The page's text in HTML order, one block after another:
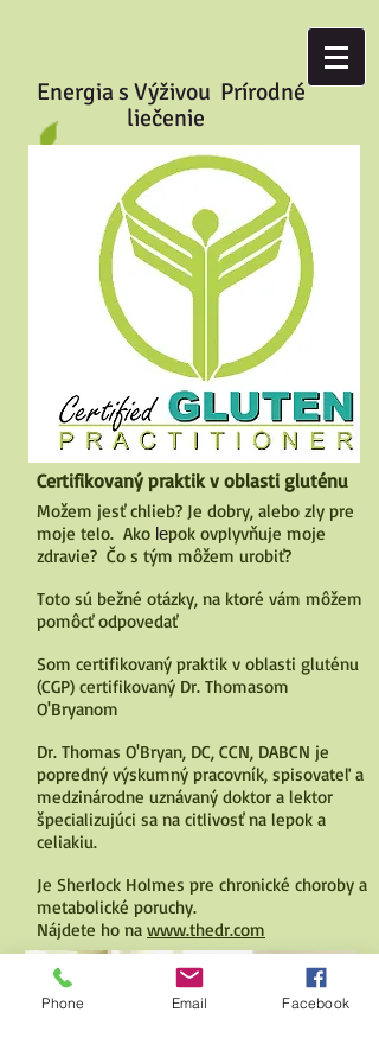
Energia s Výživou Prírodné
liečenie
Certifikovaný praktik v oblasti gluténu
Možem jesť chlieb? Je dobry, alebo zly pre
moje telo. Ako lepok ovplyvňuje moje
zdravie? Čo s tým môžem urobiť?
Toto sú bežné otázky, na ktoré vám môžem
pomôcť odpovedať
Som certifikovaný praktik v oblasti gluténu
(CGP) certifikovaný Dr. Thomasom
O'Bryanom
Dr. Thomas O'Bryan, DC, CCN, DABCN je
popredný výskumný pracovník, spisovateľ a
medzinárodne uznávaný doktor a lektor
špecializujúci sa na citlivosť na lepok a
celiakiu.
Je Sherlock Holmes pre chronické choroby a
metabolické poruchy.
Nájdete ho na www.thedr.com
Phone Email Facebook